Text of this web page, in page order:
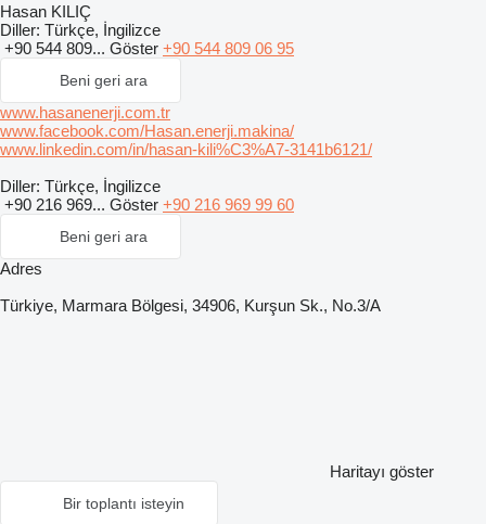
Hasan KILIÇ
Diller: Türkçe, İngilizce
+90 544 809... Göster +90 544 809 06 95
Beni geri ara
www.hasanenerji.com.tr
www.facebook.com/Hasan.enerji.makina/
www.linkedin.com/in/hasan-kili%C3%A7-3141b6121/
Diller: Türkçe, İngilizce
+90 216 969... Göster +90 216 969 99 60
Beni geri ara
Adres
Türkiye, Marmara Bölgesi, 34906, Kurşun Sk., No.3/A
Haritayı göster
Bir toplantı isteyin